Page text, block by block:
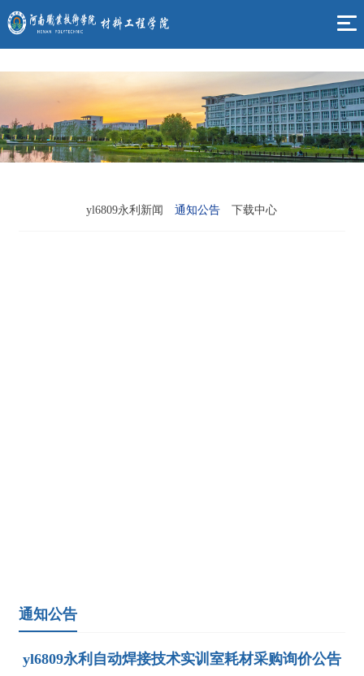
yl6809永利(集团)有限公司官网
yl6809永利新闻 通知公告 下载中心
通知公告
yl6809永利自动焊接技术实训室耗材采购询价公告